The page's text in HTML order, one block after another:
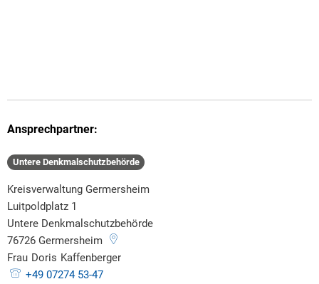
Ansprechpartner:
Untere Denkmalschutzbehörde
Kreisverwaltung Germersheim
Luitpoldplatz 1
Untere Denkmalschutzbehörde
76726 Germersheim
Frau Doris Kaffenberger
+49 07274 53-47